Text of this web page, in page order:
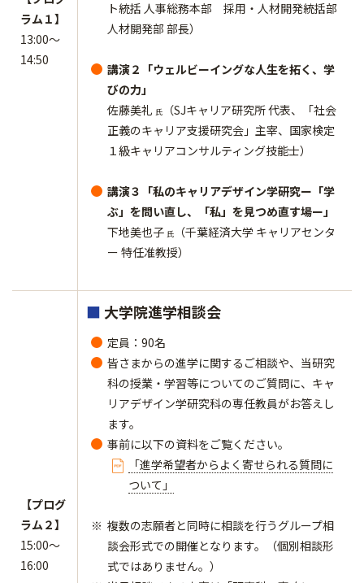
ラム１】
13:00～
14:50
ト統括 人事総務本部 採用・人材開発統括部
人材開発部 部長）
講演２「ウェルビーイングな人生を拓く、学
びの力」
佐藤美礼 氏
（SJキャリア研究所 代表、「社会
正義のキャリア支援研究会」主宰、国家検定
１級キャリアコンサルティング技能士）
講演３「私のキャリアデザイン学研究ー「学
ぶ」を問い直し、「私」を見つめ直す場ー」
下地美也子 氏
（千葉経済大学 キャリアセンタ
ー 特任准教授）
【プログ
ラム２】
15:00～
16:00
■ 大学院進学相談会
定員：90名
皆さまからの進学に関するご相談や、当研究
科の授業・学習等についてのご質問に、キャ
リアデザイン学研究科の専任教員がお答えし
ます。
事前に以下の資料をご覧ください。
「進学希望者からよく寄せられる質問に
ついて」
複数の志願者と同時に相談を行うグループ相
談会形式での開催となります。（個別相談形
式ではありません。）